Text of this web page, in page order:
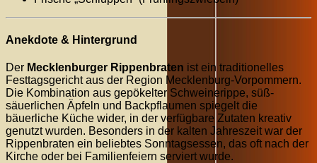
Anekdote & Hintergrund
Der Mecklenburger Rippenbraten ist ein traditionelles
Festtagsgericht aus der Region Mecklenburg-Vorpommern.
Die Kombination aus gepökelter Schweinerippe, süß-
säuerlichen Äpfeln und Backpflaumen spiegelt die
bäuerliche Küche wider, in der verfügbare Zutaten kreativ
genutzt wurden. Besonders in der kalten Jahreszeit war der
Rippenbraten ein beliebtes Sonntagsessen, das oft nach der
Kirche oder bei Familienfeiern serviert wurde.